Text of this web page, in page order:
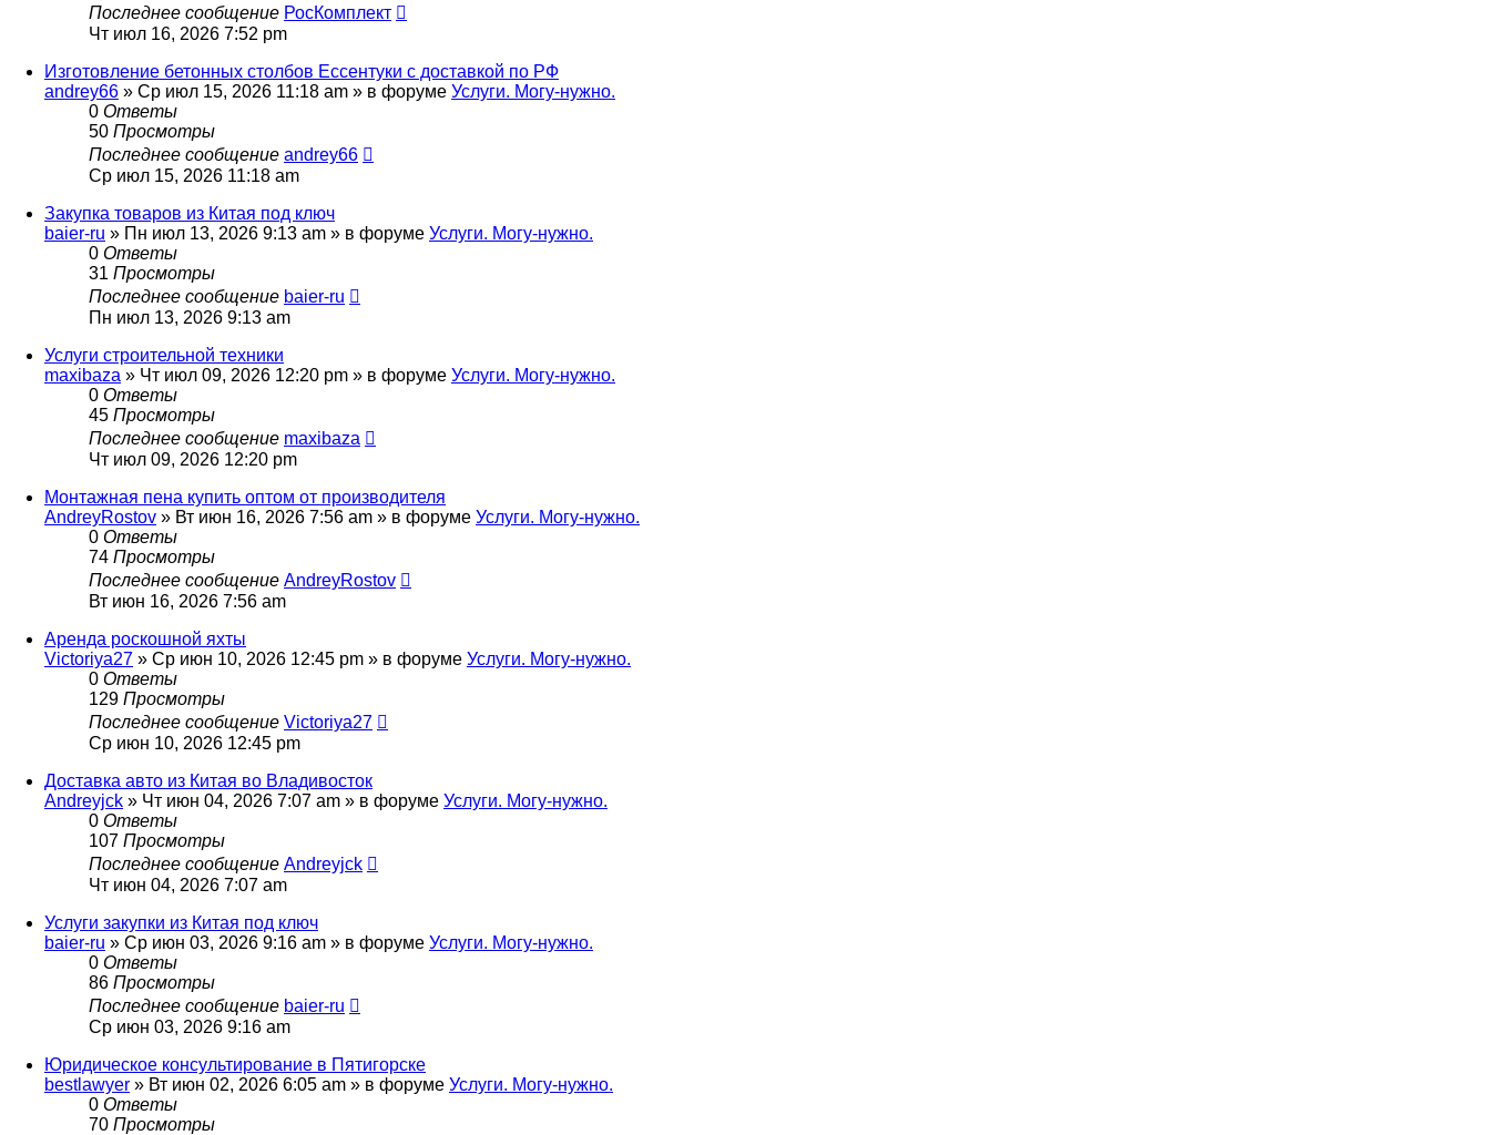
Последнее сообщение РосКомплект
Чт июл 16, 2026 7:52 pm
Изготовление бетонных столбов Ессентуки с доставкой по РФ
andrey66 » Ср июл 15, 2026 11:18 am » в форуме Услуги. Могу-нужно.
0 Ответы
50 Просмотры
Последнее сообщение andrey66
Ср июл 15, 2026 11:18 am
Закупка товаров из Китая под ключ
baier-ru » Пн июл 13, 2026 9:13 am » в форуме Услуги. Могу-нужно.
0 Ответы
31 Просмотры
Последнее сообщение baier-ru
Пн июл 13, 2026 9:13 am
Услуги строительной техники
maxibaza » Чт июл 09, 2026 12:20 pm » в форуме Услуги. Могу-нужно.
0 Ответы
45 Просмотры
Последнее сообщение maxibaza
Чт июл 09, 2026 12:20 pm
Монтажная пена купить оптом от производителя
AndreyRostov » Вт июн 16, 2026 7:56 am » в форуме Услуги. Могу-нужно.
0 Ответы
74 Просмотры
Последнее сообщение AndreyRostov
Вт июн 16, 2026 7:56 am
Аренда роскошной яхты
Victoriya27 » Ср июн 10, 2026 12:45 pm » в форуме Услуги. Могу-нужно.
0 Ответы
129 Просмотры
Последнее сообщение Victoriya27
Ср июн 10, 2026 12:45 pm
Доставка авто из Китая во Владивосток
Andreyjck » Чт июн 04, 2026 7:07 am » в форуме Услуги. Могу-нужно.
0 Ответы
107 Просмотры
Последнее сообщение Andreyjck
Чт июн 04, 2026 7:07 am
Услуги закупки из Китая под ключ
baier-ru » Ср июн 03, 2026 9:16 am » в форуме Услуги. Могу-нужно.
0 Ответы
86 Просмотры
Последнее сообщение baier-ru
Ср июн 03, 2026 9:16 am
Юридическое консультирование в Пятигорске
bestlawyer » Вт июн 02, 2026 6:05 am » в форуме Услуги. Могу-нужно.
0 Ответы
70 Просмотры